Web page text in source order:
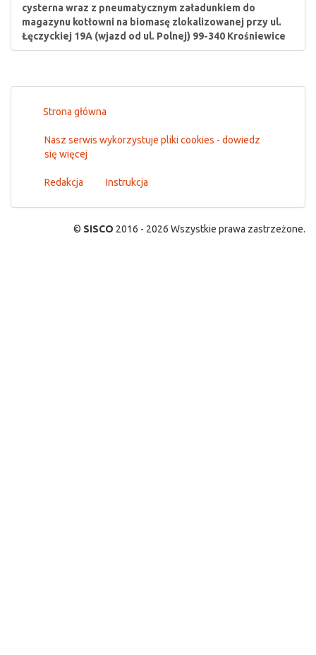
cysterna wraz z pneumatycznym załadunkiem do
magazynu kotłowni na biomasę zlokalizowanej przy ul.
Łęczyckiej 19A (wjazd od ul. Polnej) 99-340 Krośniewice
Strona główna
Nasz serwis wykorzystuje pliki cookies - dowiedz
się więcej
Redakcja Instrukcja
© SISCO 2016 - 2026 Wszystkie prawa zastrzeżone.